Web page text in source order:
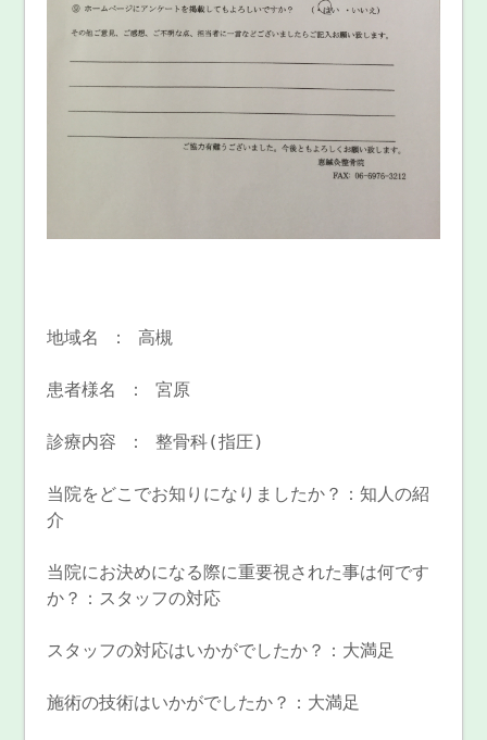
地域名 ： 高槻
患者様名 ： 宮原
診療内容 ： 整骨科(指圧)
当院をどこでお知りになりましたか？：知人の紹
介
当院にお決めになる際に重要視された事は何です
か？：スタッフの対応
スタッフの対応はいかがでしたか？：大満足
施術の技術はいかがでしたか？：大満足